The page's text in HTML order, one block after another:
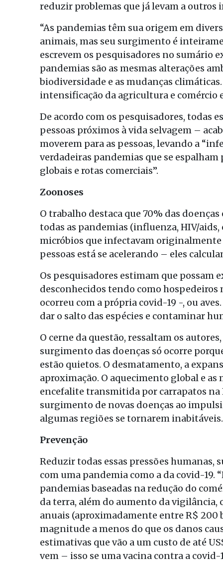
reduzir problemas que já levam a
“As pandemias têm sua origem em
animais, mas seu surgimento é
escrevem os pesquisadores no sumário
pandemias são as mesmas alterações
biodiversidade e as mudanças
intensificação da agricultura e comércio
De acordo com os pesquisadores, todas
pessoas próximos à vida selvagem –
moverem para as pessoas, levando a
verdadeiras pandemias que se
globais e rotas comerciais”.
Zoonoses
O trabalho destaca que 70% das
todas as pandemias (influenza, HIV/aids,
micróbios que infectavam originalmente
pessoas está se acelerando – eles
Os pesquisadores estimam que possam
desconhecidos tendo como hospedeiros
ocorreu com a própria covid-19 -, ou
dar o salto das espécies e contaminar
O cerne da questão, ressaltam os
surgimento das doenças só ocorre
estão quietos. O desmatamento, a
aproximação. O aquecimento global e
encefalite transmitida por carrapatos na
surgimento de novas doenças ao
algumas regiões se tornarem inabitáveis.
Prevenção
Reduzir todas essas pressões humanas,
com uma pandemia como a da covid-19.
pandemias baseadas na redução do
da terra, além do aumento da vigilância,
anuais (aproximadamente entre R$ 200
magnitude a menos do que os danos
estimativas que vão a um custo de até
vem – isso se uma vacina contra a